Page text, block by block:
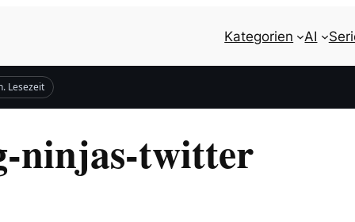
Kategorien AI
Lesezeit
ninjas-twitter